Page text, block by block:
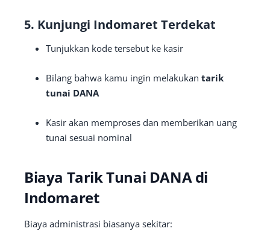
5. Kunjungi Indomaret Terdekat
Tunjukkan kode tersebut ke kasir
Bilang bahwa kamu ingin melakukan tarik
tunai DANA
Kasir akan memproses dan memberikan uang
tunai sesuai nominal
Biaya Tarik Tunai DANA di
Indomaret
Biaya administrasi biasanya sekitar: